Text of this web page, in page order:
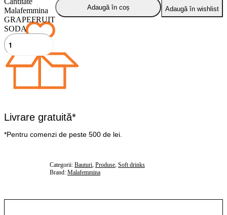
Malafemmina
GRAPEFRUIT
SODA
Adaugă în coș Adaugă în wishlist
Livrare gratuită*
*Pentru comenzi de peste 500 de lei.
Categorii: Bauturi, Produse, Soft drinks
Brand: Malafemmina